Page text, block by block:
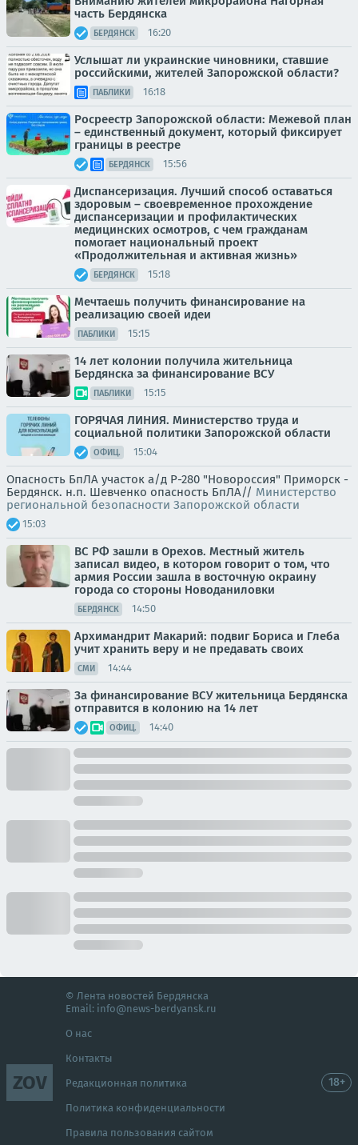
часть Бердянска
БЕРДЯНСК 16:20
Услышат ли украинские чиновники, ставшие
российскими, жителей Запорожской области?
ПАБЛИКИ 16:18
Росреестр Запорожской области: Межевой план
– единственный документ, который фиксирует
границы в реестре
БЕРДЯНСК 15:56
Диспансеризация. Лучший способ оставаться
здоровым – своевременное прохождение
диспансеризации и профилактических
медицинских осмотров, с чем гражданам
помогает национальный проект
«Продолжительная и активная жизнь»
БЕРДЯНСК 15:18
Мечтаешь получить финансирование на
реализацию своей идеи
ПАБЛИКИ 15:15
14 лет колонии получила жительница
Бердянска за финансирование ВСУ
ПАБЛИКИ 15:15
ГОРЯЧАЯ ЛИНИЯ. Министерство труда и
социальной политики Запорожской области
ОФИЦ. 15:04
Опасность БпЛА участок а/д Р-280 "Новороссия" Приморск -
Бердянск. н.п. Шевченко опасность БпЛА// Министерство
региональной безопасности Запорожской области
15:03
ВС РФ зашли в Орехов. Местный житель
записал видео, в котором говорит о том, что
армия России зашла в восточную окраину
города со стороны Новоданиловки
БЕРДЯНСК 14:50
Архимандрит Макарий: подвиг Бориса и Глеба
учит хранить веру и не предавать своих
СМИ 14:44
За финансирование ВСУ жительница Бердянска
отправится в колонию на 14 лет
ОФИЦ. 14:40
ZOV
© Лента новостей Бердянска
Email: info@news-berdyansk.ru
О нас
Контакты
Редакционная политика
Политика конфиденциальности
Правила пользования сайтом
18+